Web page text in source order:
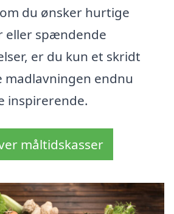
du ønsker hurtige
eller spændende
er du kun et skridt
endnu
inspirerende.
måltidskasser